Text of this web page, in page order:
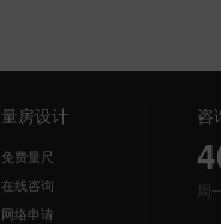
量房设计
免费量尺
在线咨询
网络申请
咨
周